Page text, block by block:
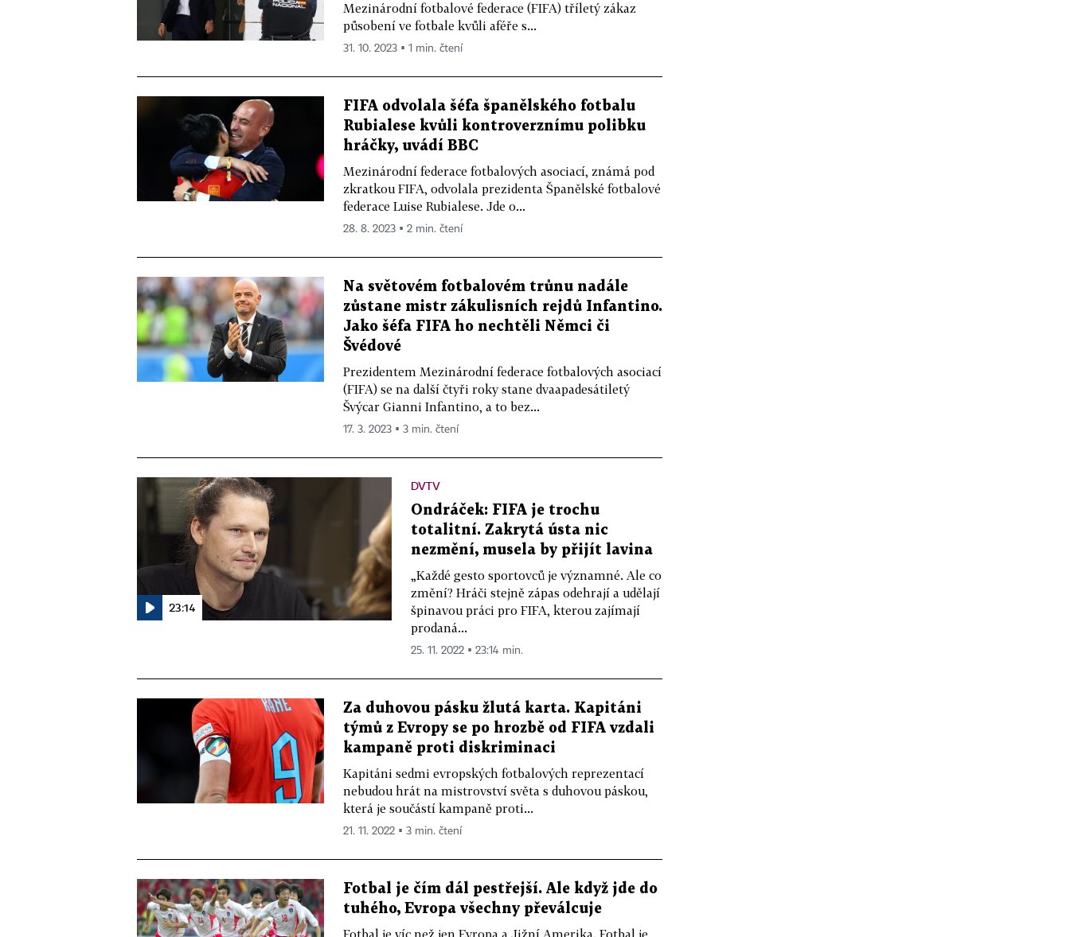
Mezinárodní fotbalové federace (FIFA) tříletý zákaz
působení ve fotbale kvůli aféře s...
31. 10. 2023 ▪ 1 min. čtení
FIFA odvolala šéfa španělského fotbalu
Rubialese kvůli kontroverznímu polibku
hráčky, uvádí BBC
Mezinárodní federace fotbalových asociací, známá pod
zkratkou FIFA, odvolala prezidenta Španělské fotbalové
federace Luise Rubialese. Jde o...
28. 8. 2023 ▪ 2 min. čtení
Na světovém fotbalovém trůnu nadále
zůstane mistr zákulisních rejdů Infantino.
Jako šéfa FIFA ho nechtěli Němci či
Švédové
Prezidentem Mezinárodní federace fotbalových asociací
(FIFA) se na další čtyři roky stane dvaapadesátiletý
Švýcar Gianni Infantino, a to bez...
17. 3. 2023 ▪ 3 min. čtení
23:14
DVTV
Ondráček: FIFA je trochu
totalitní. Zakrytá ústa nic
nezmění, musela by přijít lavina
„Každé gesto sportovců je významné. Ale co
změní? Hráči stejně zápas odehrají a udělají
špinavou práci pro FIFA, kterou zajímají
prodaná...
25. 11. 2022 ▪ 23:14 min.
Za duhovou pásku žlutá karta. Kapitáni
týmů z Evropy se po hrozbě od FIFA vzdali
kampaně proti diskriminaci
Kapitáni sedmi evropských fotbalových reprezentací
nebudou hrát na mistrovství světa s duhovou páskou,
která je součástí kampaně proti...
21. 11. 2022 ▪ 3 min. čtení
Fotbal je čím dál pestřejší. Ale když jde do
tuhého, Evropa všechny převálcuje
Fotbal je víc než jen Evropa a Jižní Amerika. Fotbal je